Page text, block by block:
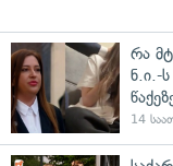
რა
ნ.ი.-
14